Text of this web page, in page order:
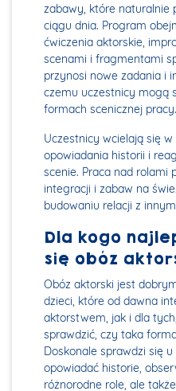
zabawy, które naturalnie
ciągu dnia. Program
ćwiczenia aktorskie,
scenami i fragmentami
przynosi nowe zadania i
czemu uczestnicy mogą
formach scenicznej pracy.
Uczestnicy wcielają się
opowiadania historii i
scenie. Praca nad rolami
integracji i zabaw na
budowaniu relacji z
Dla kogo
się obóz
Obóz aktorski jest
dzieci, które od dawna
aktorstwem, jak i dla
sprawdzić, czy taka
Doskonale sprawdzi się
opowiadać historie,
różnorodne role, ale